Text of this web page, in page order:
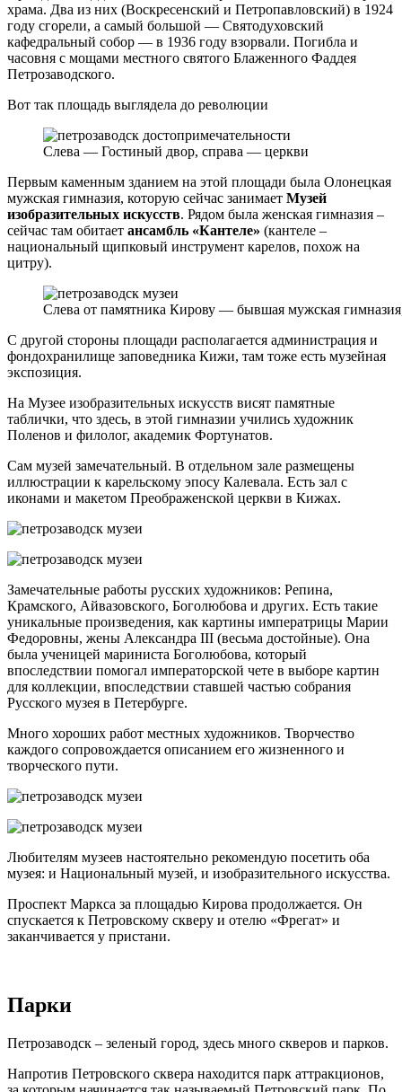
храма. Два из них (Воскресенский и Петропавловский) в 1924
году сгорели, а самый большой — Святодуховский
кафедральный собор — в 1936 году взорвали. Погибла и
часовня с мощами местного святого Блаженного Фаддея
Петрозаводского.
Вот так площадь выглядела до революции
Слева — Гостиный двор, справа — церкви
Первым каменным зданием на этой площади была Олонецкая
мужская гимназия, которую сейчас занимает Музей
изобразительных искусств. Рядом была женская гимназия –
сейчас там обитает ансамбль «Кантеле» (кантеле –
национальный щипковый инструмент карелов, похож на
цитру).
Слева от памятника Кирову — бывшая мужская
С другой стороны площади располагается администрация и
фондохранилище заповедника Кижи, там тоже есть музейная
экспозиция.
На Музее изобразительных искусств висят памятные
таблички, что здесь, в этой гимназии учились художник
Поленов и филолог, академик Фортунатов.
Сам музей замечательный. В отдельном зале размещены
иллюстрации к карельскому эпосу Калевала. Есть зал с
иконами и макетом Преображенской церкви в Кижах.
Замечательные работы русских художников: Репина,
Крамского, Айвазовского, Боголюбова и других. Есть такие
уникальные произведения, как картины императрицы Марии
Федоровны, жены Александра III (весьма достойные). Она
была ученицей мариниста Боголюбова, который
впоследствии помогал императорской чете в выборе картин
для коллекции, впоследствии ставшей частью собрания
Русского музея в Петербурге.
Много хороших работ местных художников. Творчество
каждого сопровождается описанием его жизненного и
творческого пути.
Любителям музеев настоятельно рекомендую посетить оба
музея: и Национальный музей, и изобразительного искусства.
Проспект Маркса за площадью Кирова продолжается. Он
спускается к Петровскому скверу и отелю «Фрегат» и
заканчивается у пристани.
Парки
Петрозаводск – зеленый город, здесь много скверов и парков.
Напротив Петровского сквера находится парк аттракционов,